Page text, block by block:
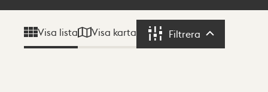
Visa lista Visa karta Filtrera Filtrera